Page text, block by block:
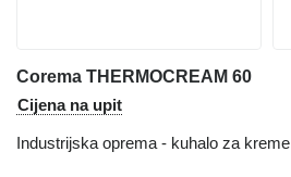
Corema THERMOCREAM 60
Cijena na upit
Industrijska oprema - kuhalo za kreme